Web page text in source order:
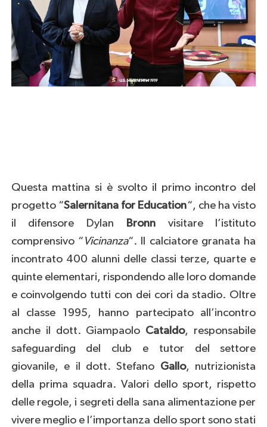
Questa mattina si è svolto il primo incontro del
progetto “Salernitana for Education“, che ha visto
il difensore Dylan
Bronn visitare l’istituto
comprensivo “ Vicinanza“. Il calciatore granata ha
incontrato 400 alunni delle classi terze, quarte e
quinte elementari, rispondendo alle loro domande
e coinvolgendo tutti con dei cori da stadio. Oltre
al classe 1995, hanno partecipato all’incontro
anche il dott. Giampaolo Cataldo, responsabile
safeguarding del club e tutor del settore
giovanile, e il dott. Stefano Gallo, nutrizionista
della prima squadra. Valori dello sport, rispetto
delle regole, i segreti della sana alimentazione per
vivere meglio e l’importanza dello sport sono stati